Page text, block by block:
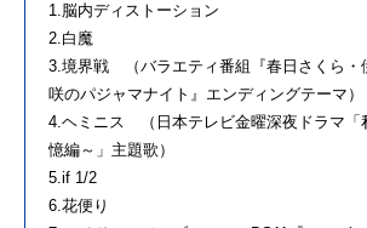
1.脳内ディストーション
2.白魔
3.境界戦 （バラエティ番組『春日さくら・
咲のパジャマナイト』エンディングテーマ）
4.ヘミニス （日本テレビ金曜深夜ドラマ「
憶編～」主題歌）
5.if 1/2
6.花便り